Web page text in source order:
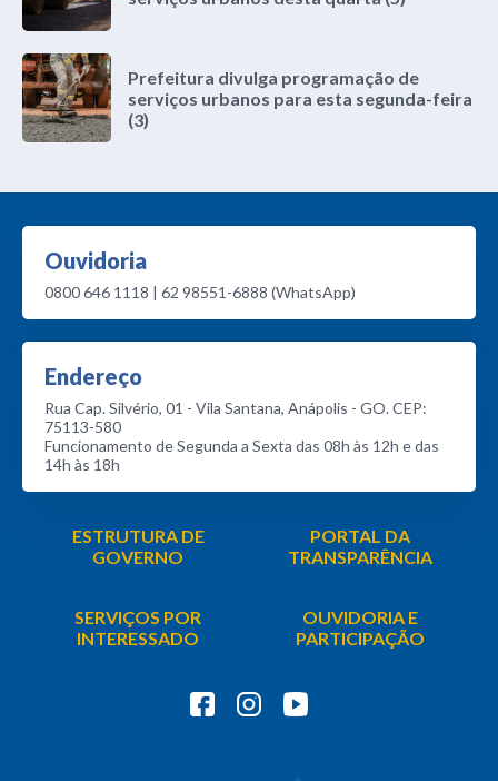
Prefeitura divulga programação de
serviços urbanos para esta segunda-feira
(3)
Ouvidoria
0800 646 1118 | 62 98551-6888 (WhatsApp)
Endereço
Rua Cap. Silvério, 01 - Vila Santana, Anápolis - GO. CEP:
75113-580
Funcionamento de Segunda a Sexta das 08h às 12h e das
14h às 18h
ESTRUTURA DE
GOVERNO
PORTAL DA
TRANSPARÊNCIA
SERVIÇOS POR
INTERESSADO
OUVIDORIA E
PARTICIPAÇÃO